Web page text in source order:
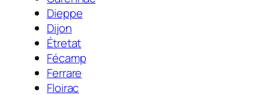
Dieppe
Dijon
Étretat
Fécamp
Ferrare
Floirac